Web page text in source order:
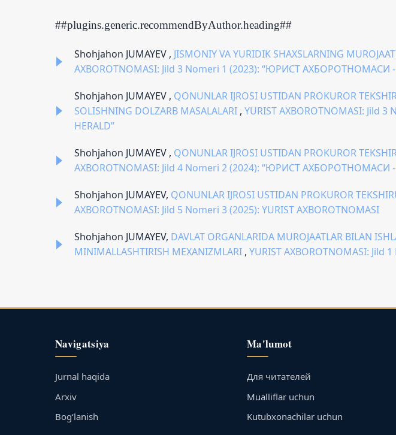
##plugins.generic.recommendByAuthor.heading##
Shohjahon JUMAYEV , JISMONIY VA YURIDIK SHAXSLARNING
AXBOROTNOMASI: Jild 3 Nomeri 1 (2023): “ЮРИСТ АХБОРОТНОМАСИ
Shohjahon JUMAYEV , QONUNLAR IJROSI USTIDAN PROKUROR
SOLISHNING DOLZARB MASALALARI , YURIST AXBOROTNOMASI:
HERALD”
Shohjahon JUMAYEV , QONUNLAR IJROSI USTIDAN PROKUROR
AXBOROTNOMASI: Jild 4 Nomeri 2 (2024): “ЮРИСТ АХБОРОТНОМАСИ
Shohjahon JUMAYEV, QONUNLAR IJROSI USTIDAN PROKUROR
AXBOROTNOMASI: Jild 5 Nomeri 3 (2025): YURIST AXBOROTNOMASI
Shohjahon JUMAYEV, DAVLAT ORGANLARIDA MUROJAATLAR BILAN
MINIMALLASHTIRISH MEXANIZMLARI , YURIST AXBOROTNOMASI: Jild
Navigatsiya
Jurnal haqida
Arxiv
Bog‘lanish
Ma'lumot
Для читателей
Mualliflar uchun
Kutubxonachilar uchun